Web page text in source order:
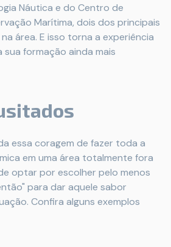
Náutica e do Centro de
Marítima, dois dos principais
área. E isso torna a experiência
formação ainda mais
essa coragem de fazer toda a
em uma área totalmente fora
optar por escolher pelo menos
para dar aquele sabor
Confira alguns exemplos